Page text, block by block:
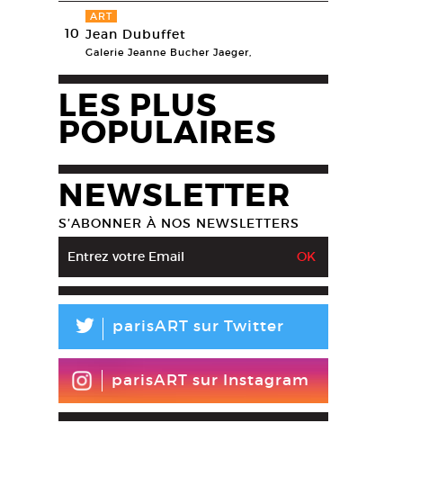
10
ART
Jean Dubuffet
Galerie Jeanne Bucher Jaeger,
LES PLUS
POPULAIRES
NEWSLETTER
S’ABONNER À NOS NEWSLETTERS
L parisART sur Twitter
parisART sur Instagram